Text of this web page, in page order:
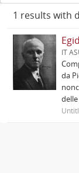
1 results with
IT
da